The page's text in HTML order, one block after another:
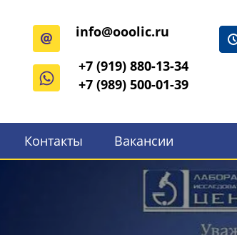
info@ooolic.ru
+7 (919) 880-13-34
+7 (989) 500-01-39
Контакты Вакансии